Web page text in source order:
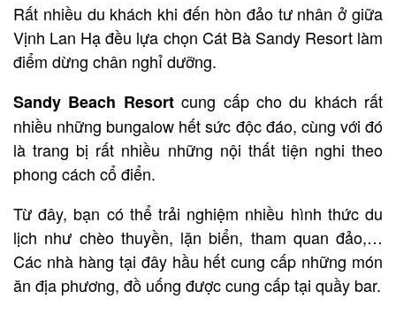
Rất nhiều du khách khi đến hòn đảo tư nhân ở giữa
Vịnh Lan Hạ đều lựa chọn Cát Bà Sandy Resort làm
điểm dừng chân nghỉ dưỡng.
Sandy Beach Resortcung cấp cho du khách rất
nhiều những bungalow hết sức độc đáo, cùng với đó
là trang bị rất nhiều những nội thất tiện nghi theo
phong cách cổ điển.
Từ đây, bạn có thể trải nghiệm nhiều hình thức du
lịch như chèo thuyền, lặn biển, tham quan đảo,…
Các nhà hàng tại đây hầu hết cung cấp những món
ăn địa phương, đồ uống được cung cấp tại quầy bar.